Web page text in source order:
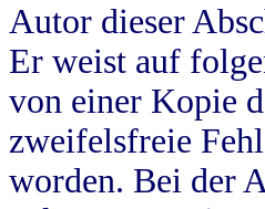
Autor dieser
Er weist auf
von einer Kopie
zweifelsfreie
worden. Bei der